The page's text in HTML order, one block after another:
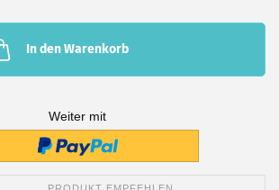
In den Warenkorb
Weiter mit